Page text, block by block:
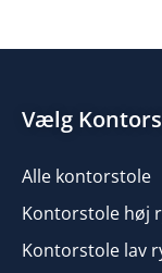
Vælg
Alle kontorstole
Kontorstole høj
Kontorstole lav